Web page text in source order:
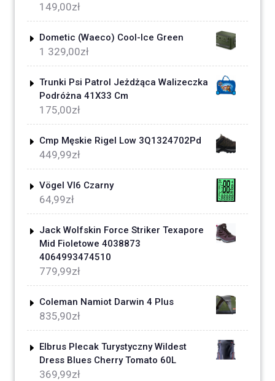
149,00zł
Dometic (Waeco) Cool-Ice Green
1 329,00zł
Trunki Psi Patrol Jeżdżąca Walizeczka
Podróżna 41X33 Cm
175,00zł
Cmp Męskie Rigel Low 3Q1324702Pd
449,99zł
Vögel Vl6 Czarny
64,99zł
Jack Wolfskin Force Striker Texapore
Mid Fioletowe 4038873
4064993474510
779,99zł
Coleman Namiot Darwin 4 Plus
835,90zł
Elbrus Plecak Turystyczny Wildest
Dress Blues Cherry Tomato 60L
369,99zł